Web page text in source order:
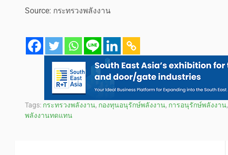
Source: กระทรวงพลังงาน
Tags: กระทรวงพลังงาน, กองทุนอนุรักษ์พลังงาน, การอนุรักษ์พลังงาน,
พลังงานทดแทน